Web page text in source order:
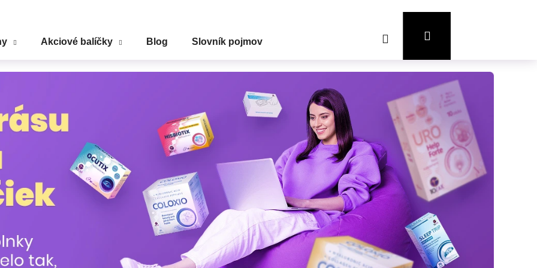
Akciové balíčky Blog Slovník pojmov Prihlásenie
košík
Čo potrebujete nájsť?
Odporúčame